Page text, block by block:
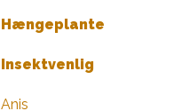
Hængeplante
Insektvenlig
Anis